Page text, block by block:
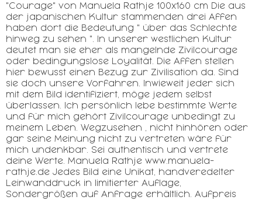
"Courage" von Manuela Rathje 100x160 cm Die aus
der japanischen Kultur stammenden drei Affen
haben dort die Bedeutung " über das Schlechte
hinweg zu sehen ". In unserer westlichen Kultur
deutet man sie eher als mangelnde Zivilcourage
oder bedingungslose Loyalität. Die Affen stellen
hier bewusst einen Bezug zur Zivilisation da. Sind
sie doch unsere Vorfahren. Inwieweit jeder sich
mit dem Bild identifiziert, möge jedem selbst
überlassen. Ich persönlich lebe bestimmte Werte
und für mich gehört Zivilcourage unbedingt zu
meinem Leben. Wegzusehen , nicht hinhören oder
gar seine Meinung nicht zu vertreten wäre für
mich undenkbar. Sei authentisch und vertrete
deine Werte. Manuela Rathje www.manuela-
rathje.de Jedes Bild eine Unikat, handveredelter
Leinwanddruck in limitierter Auflage,
Sondergrößen auf Anfrage erhältlich. Aufpreis